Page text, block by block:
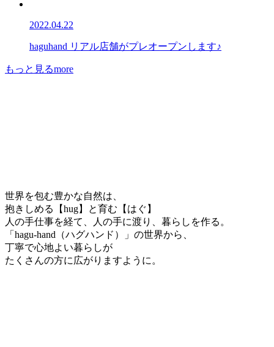
2022.04.22
haguhand リアル店舗がプレオープンします♪
もっと見るmore
世界を包む豊かな自然は、
抱きしめる【hug】と育む【はぐ】
人の手仕事を経て、人の手に渡り、暮らしを作る。
「hagu-hand（ハグハンド）」の世界から、
丁寧で心地よい暮らしが
たくさんの方に広がりますように。